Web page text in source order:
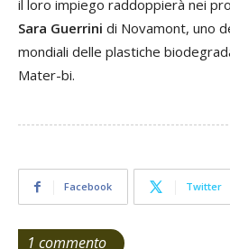
il loro impiego raddoppierà nei
Sara Guerrini di Novamont, uno
mondiali delle plastiche
Mater-bi.
Facebook Twitter
1 commento